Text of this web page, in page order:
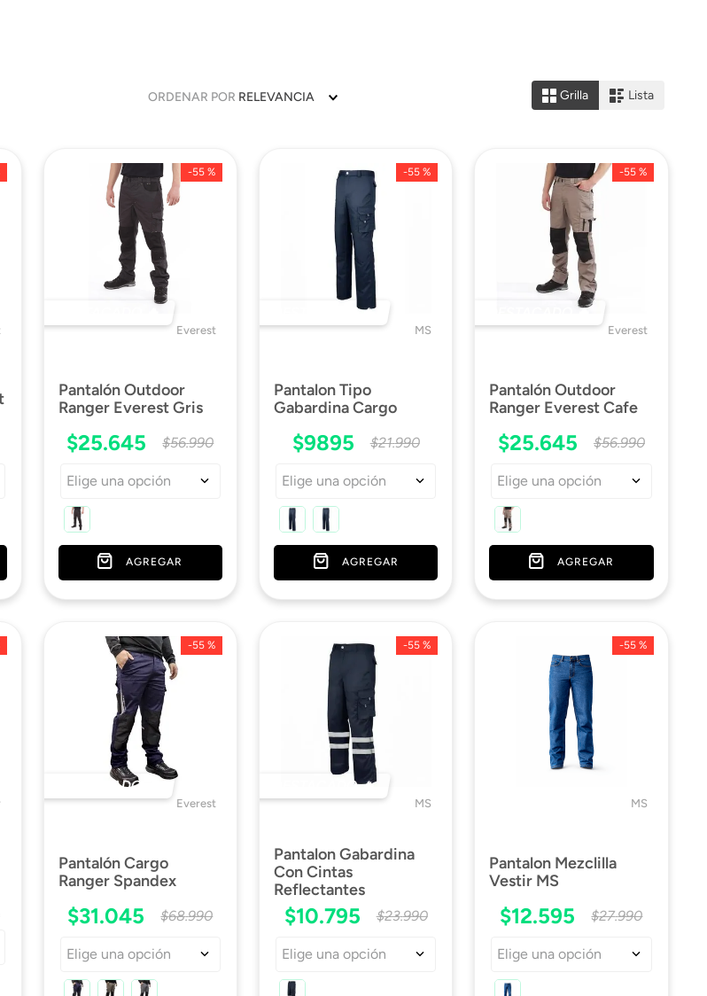
ORDENAR POR RELEVANCIA Grilla Lista
-55 %
Everest
Pantalón Outdoor
Ranger Everest Gris
$25.645 $56.990
Elige una opción
AGREGAR
-55 %
DESTACADO 🔥
MS
Pantalon Tipo
Gabardina Cargo
$9895 $21.990
Elige una opción
AGREGAR
-55 %
DESTACADO 🔥
Everest
Pantalón Outdoor
Ranger Everest Cafe
$25.645 $56.990
Elige una opción
AGREGAR
-55 %
DESTACADO 🔥
Everest
Pantalón Cargo
Ranger Spandex
$31.045 $68.990
Elige una opción
-55 %
DESTACADO 🔥
MS
Pantalon Gabardina
Con Cintas
Reflectantes
$10.795 $23.990
Elige una opción
-55 %
MS
Pantalon Mezclilla
Vestir MS
$12.595 $27.990
Elige una opción